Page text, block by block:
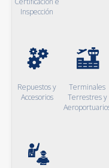
Inspección
Repuestos y
Accesorios
Terminales
Terrestres y